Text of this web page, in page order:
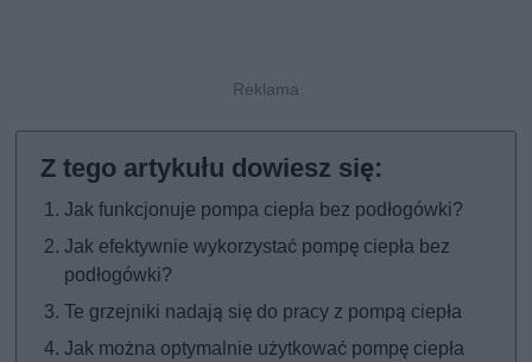
Jak funkcjonuje pompa ciepła bez podłogówki?
Jak efektywnie wykorzystać pompę ciepła bez
podłogówki?
Te grzejniki nadają się do pracy z pompą ciepła
Jak można optymalnie użytkować pompę ciepła